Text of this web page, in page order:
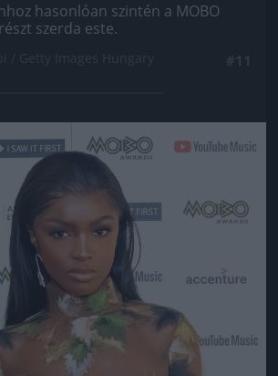
hasonlóan szintén a MOBO
szerda este.
Jön még kép!